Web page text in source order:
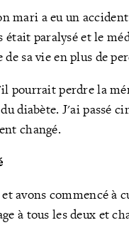
mari a eu un
paralysé et le
sa vie en plus de
pourrait perdre la
diabète. J'ai passé
changé.
avons commencé à
à tous les deux et